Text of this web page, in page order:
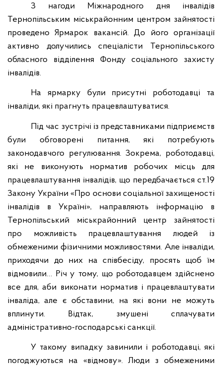
З нагоди Міжнародного дня інвалідів
Тернопільським міськрайонним центром зайнятості
проведено Ярмарок вакансій. До його організації
активно долучились спеціалісти Тернопільського
обласного відділення Фонду соціального захисту
інвалідів.
На ярмарку були присутні роботодавці та
інваліди, які прагнуть працевлаштуватися.
Під час зустрічі із представниками підприємств
були обговорені питання, які потребують
законодавчого регулювання. Зокрема, роботодавці,
які не виконують норматив робочих місць для
працевлаштування інвалідів, що передбачається ст.19
Закону України «Про основи соціальної захищеності
інвалідів в Україні», направляють інформацію в
Тернопільський міськрайонний центр зайнятості
про можливість працевлаштування людей із
обмеженими фізичними можливостями. Але інваліди,
приходячи до них на співбесіду, просять щоб їм
відмовили… Річ у тому, що роботодавцем здійснено
все для, аби виконати норматив і працевлаштувати
інваліда, але є обставини, на які вони не можуть
вплинути. Відтак, змушені сплачувати
адміністративно-господарські санкції.
У такому випадку завинили і роботодавці, які
погоджуються на «відмову». Люди з обмеженими